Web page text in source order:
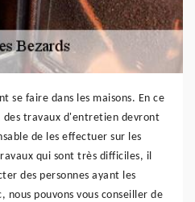
se faire dans les maisons. En ce
des travaux d'entretien devront
de les effectuer sur les
qui sont très difficiles, il
des personnes ayant les
nous pouvons vous conseiller de